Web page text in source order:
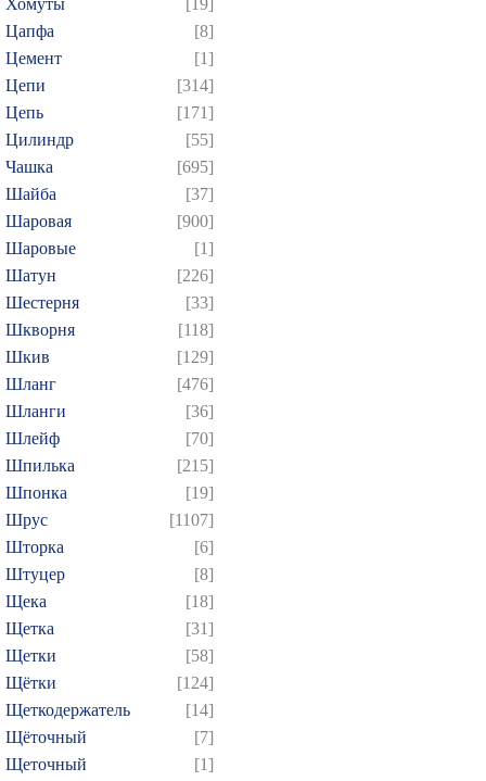
Хомуты
[19]
Цапфа
[8]
Цемент
[1]
Цепи
[314]
Цепь
[171]
Цилиндр
[55]
Чашка
[695]
Шайба
[37]
Шаровая
[900]
Шаровые
[1]
Шатун
[226]
Шестерня
[33]
Шкворня
[118]
Шкив
[129]
Шланг
[476]
Шланги
[36]
Шлейф
[70]
Шпилька
[215]
Шпонка
[19]
Шрус
[1107]
Шторка
[6]
Штуцер
[8]
Щека
[18]
Щетка
[31]
Щетки
[58]
Щётки
[124]
Щеткодержатель
[14]
Щёточный
[7]
Щеточный
[1]